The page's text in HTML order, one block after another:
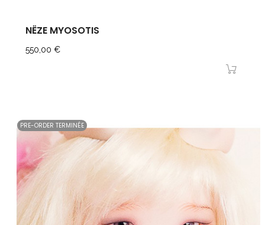
NËZE MYOSOTIS
Prix
550,00 €
PRE-ORDER TERMINÉE